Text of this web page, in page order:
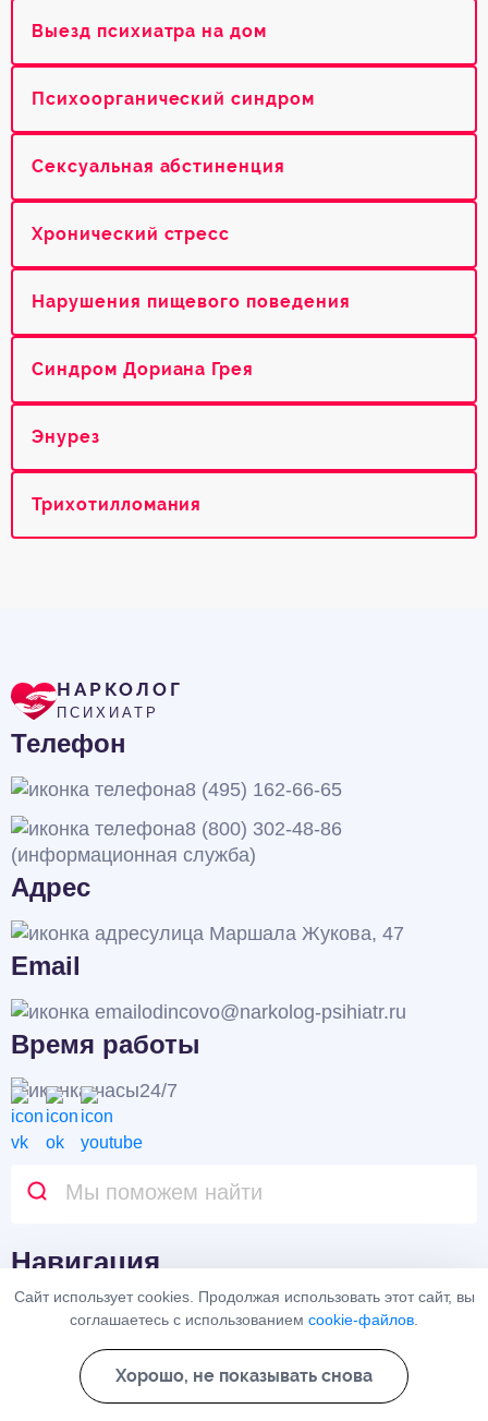
Выезд психиатра на дом
Психоорганический синдром
Сексуальная абстиненция
Хронический стресс
Нарушения пищевого поведения
Синдром Дориана Грея
Энурез
Трихотилломания
НАРКОЛОГ
ПСИХИАТР
Телефон
8 (495) 162-66-65
8 (800) 302-48-86
(информационная служба)
Адрес
улица Маршала Жукова, 47
Email
odincovo@narkolog-psihiatr.ru
Время работы
24/7
Навигация
Врачи
Цены
Контакты
Карта сайта
Акции
Сайт использует cookies. Продолжая использовать этот сайт, вы
соглашаетесь с использованием cookie-файлов
Хорошо, не показывать снова